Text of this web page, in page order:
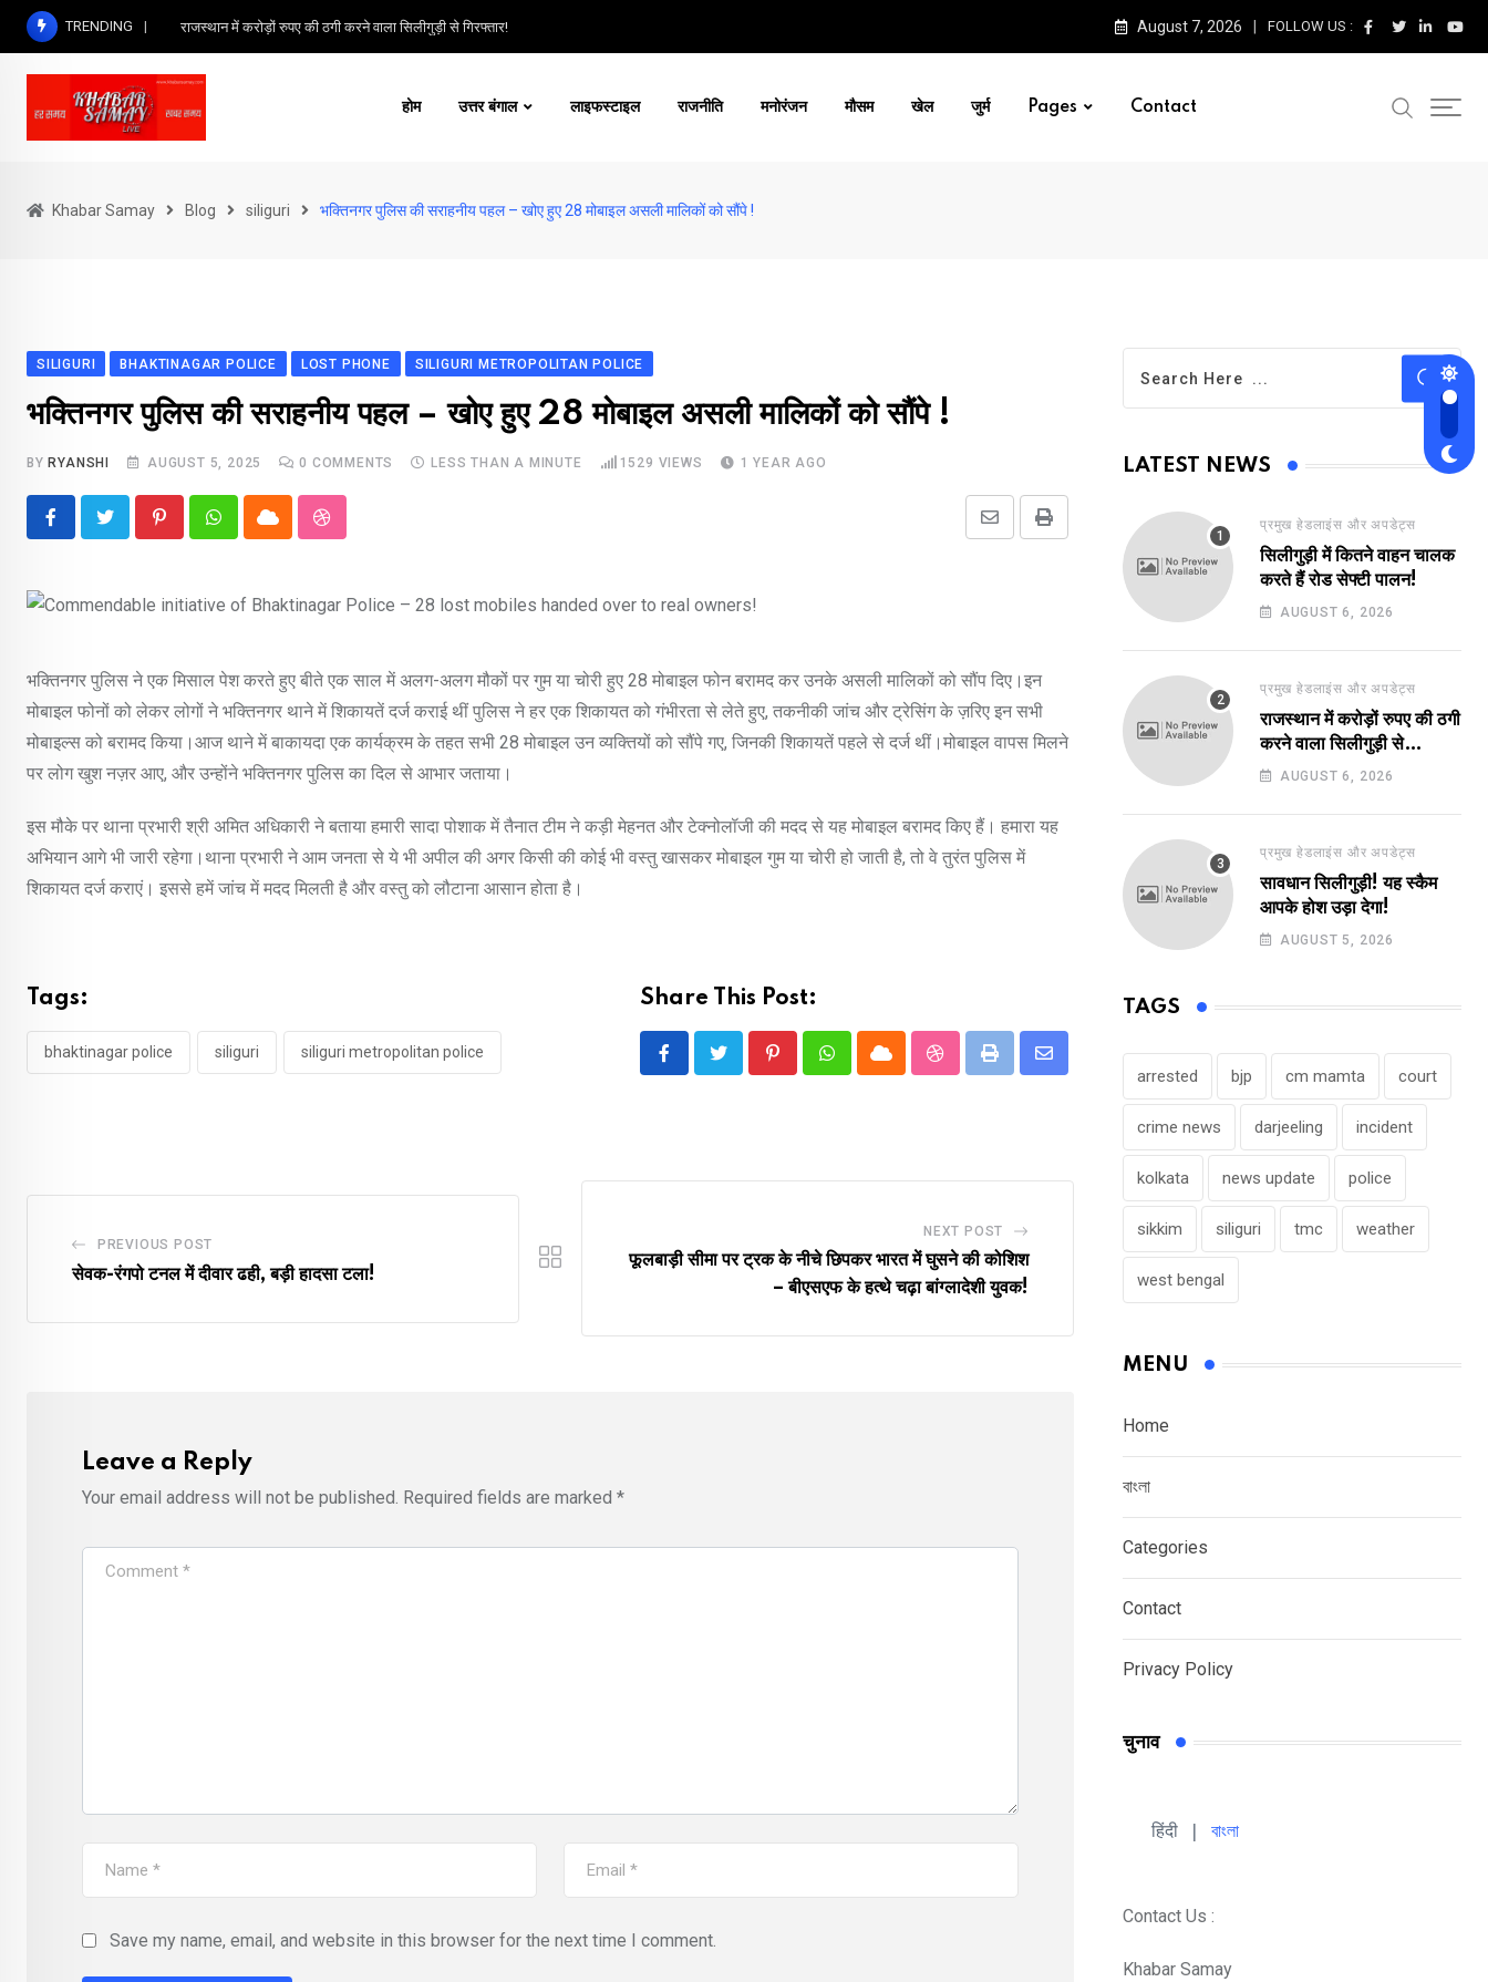
Skip
content
TRENDING राजस्थान में करोड़ों रुपए की ठगी करने वाला सिलीगुड़ी से गिरफ्तार! August 7, 2026 FOLLOW US :
होम उत्तर बंगाल लाइफस्टाइल राजनीति मनोरंजन मौसम खेल जुर्म Pages Contact
Khabar Samay Blog siliguri भक्तिनगर पुलिस की सराहनीय पहल – खोए हुए 28 मोबाइल असली मालिकों को सौंपे !
SILIGURI BHAKTINAGAR POLICE LOST PHONE SILIGURI METROPOLITAN POLICE
भक्तिनगर पुलिस की सराहनीय पहल – खोए हुए 28 मोबाइल असली मालिकों को सौंपे !
BY RYANSHI AUGUST 5, 2025 0 COMMENTS LESS THAN A MINUTE 1529 VIEWS 1 YEAR AGO
PinterestWhatsappCloud StumbleUpon Print
Share
भक्तिनगर पुलिस ने एक मिसाल पेश करते हुए बीते एक साल में अलग-अलग मौकों पर गुम या चोरी हुए 28 मोबाइल फोन बरामद कर उनके असली मालिकों को सौंप दिए।इन
मोबाइल फोनों को लेकर लोगों ने भक्तिनगर थाने में शिकायतें दर्ज कराई थीं पुलिस ने हर एक शिकायत को गंभीरता से लेते हुए, तकनीकी जांच और ट्रेसिंग के ज़रिए इन सभी
मोबाइल्स को बरामद किया।आज थाने में बाकायदा एक कार्यक्रम के तहत सभी 28 मोबाइल उन व्यक्तियों को सौंपे गए, जिनकी शिकायतें पहले से दर्ज थीं।मोबाइल वापस मिलने
पर लोग खुश नज़र आए, और उन्होंने भक्तिनगर पुलिस का दिल से आभार जताया।
इस मौके पर थाना प्रभारी श्री अमित अधिकारी ने बताया हमारी सादा पोशाक में तैनात टीम ने कड़ी मेहनत और टेक्नोलॉजी की मदद से यह मोबाइल बरामद किए हैं। हमारा यह
अभियान आगे भी जारी रहेगा।थाना प्रभारी ने आम जनता से ये भी अपील की अगर किसी की कोई भी वस्तु खासकर मोबाइल गुम या चोरी हो जाती है, तो वे तुरंत पुलिस में
शिकायत दर्ज कराएं। इससे हमें जांच में मदद मिलती है और वस्तु को लौटाना आसान होता है।
Tags:
bhaktinagar police siliguri siliguri metropolitan police
Share This Post:
PinterestWhatsappCloud StumbleUpon
Print
Share
PREVIOUS POST
सेवक-रंगपो टनल में दीवार ढही, बड़ी हादसा टला!
NEXT POST
फूलबाड़ी सीमा पर ट्रक के नीचे छिपकर भारत में घुसने की कोशिश
– बीएसएफ के हत्थे चढ़ा बांग्लादेशी युवक!
Leave a Reply
Your email address will not be published. Required fields are marked *
Save my name, email, and website in this browser for the next time I comment.
LATEST NEWS
प्रमुख हेडलाइंस और अपडेट्स
सिलीगुड़ी में कितने वाहन चालक
करते हैं रोड सेफ्टी पालन!
AUGUST 6, 2026
प्रमुख हेडलाइंस और अपडेट्स
राजस्थान में करोड़ों रुपए की ठगी
करने वाला सिलीगुड़ी से
गिरफ्तार!
AUGUST 6, 2026
प्रमुख हेडलाइंस और अपडेट्स
सावधान सिलीगुड़ी! यह स्कैम
आपके होश उड़ा देगा!
AUGUST 5, 2026
TAGS
arrested bjp cm mamta court
crime news darjeeling incident
kolkata news update police
sikkim siliguri tmc weather
west bengal
MENU
Home
বাংলা
Categories
Contact
Privacy Policy
चुनाव
हिंदी | বাংলা
Contact Us :
Khabar Samay